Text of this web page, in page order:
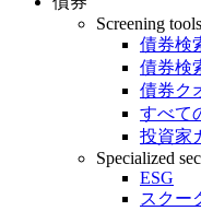
Screening tools
債券検
債券検
債券ク
すべて
投資家
Specialized
ESG
スクー